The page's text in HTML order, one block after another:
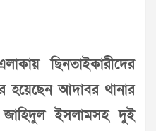
ছিনতাইকারীদের
হয়েছেন আদাবর থানার
জাহিদুল ইসলামসহ দুই